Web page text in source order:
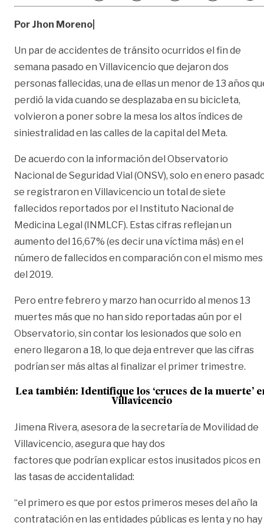
Por Jhon Moreno|
Un par de accidentes de tránsito ocurridos el fin de
semana pasado en Villavicencio que dejaron dos
personas fallecidas, una de ellas un menor de 13 años
perdió la vida cuando se desplazaba en su bicicleta,
volvieron a poner sobre la mesa los altos índices de
siniestralidad en las calles de la capital del Meta.
De acuerdo con la información del Observatorio
Nacional de Seguridad Vial (ONSV), solo en enero
se registraron en Villavicencio un total de siete
fallecidos reportados por el Instituto Nacional de
Medicina Legal (INMLCF). Estas cifras reflejan un
aumento del 16,67% (es decir una víctima más) en el
número de fallecidos en comparación con el mismo mes
del 2019.
Pero entre febrero y marzo han ocurrido al menos 13
muertes más que no han sido reportadas aún por el
Observatorio, sin contar los lesionados que solo en
enero llegaron a 18, lo que deja entrever que las cifras
podrían ser más altas al finalizar el primer trimestre.
Lea también: Identifique los ‘cruces de la muerte’
Villavicencio
Jimena Rivera, asesora de la secretaría de Movilidad de
Villavicencio, asegura que hay dos
factores que podrían explicar estos inusitados picos en
las tasas de accidentalidad:
“el primero es que por estos primeros meses del año la
contratación en las entidades públicas es lenta y no hay